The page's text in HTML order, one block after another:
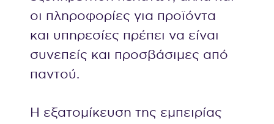
οι πληροφορίες για προϊόντα
και υπηρεσίες πρέπει να είναι
συνεπείς και προσβάσιμες από
παντού.
Η εξατομίκευση της εμπειρίας